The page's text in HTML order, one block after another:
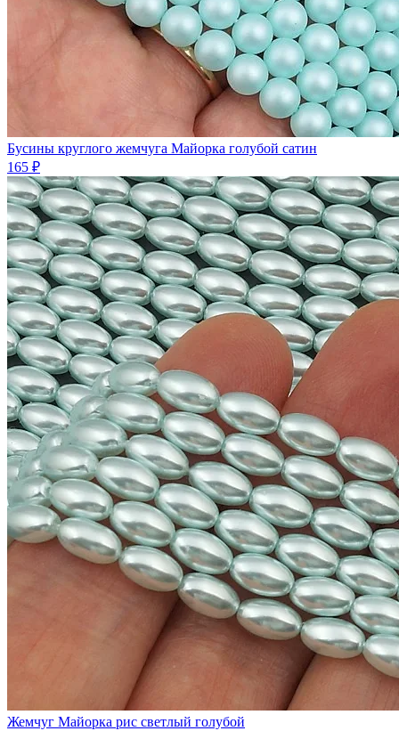
Бусины круглого жемчуга Майорка голубой сатин
165 ₽
Жемчуг Майорка рис светлый голубой